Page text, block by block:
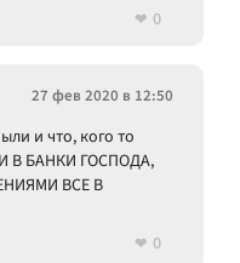
0
27 фев 2020 в 12:50
и что, кого то
В БАНКИ ГОСПОДА,
ВСЕ В
0